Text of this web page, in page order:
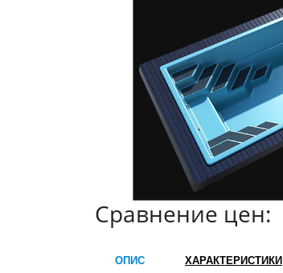
Сравнение цен:
ОПИС ХАРАКТЕРИСТИКИ